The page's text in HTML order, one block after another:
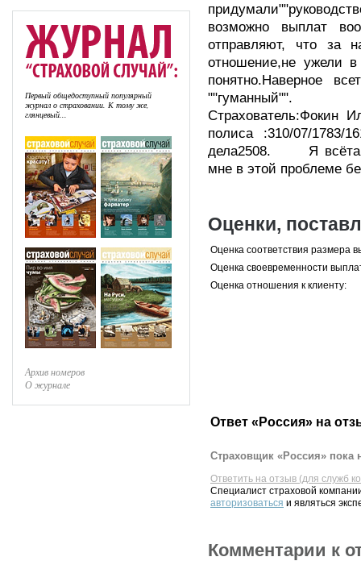
Первый общедоступный популярный
журнал о страховании. К тому же,
глянцевый...
Архив номеров
О журнале
возможно выплат
отправляют, что за
отношение,не ужели
понятно.Наверное
полиса :310/07/
дела2508. Я
мне в этой проблеме
Оценки,
Оценка соответствия размера
Оценка своевременности
Оценка отношения к клиенту:
Ответ «Россия» на
Страховщик «Россия» пока
Ответить на отзыв (для служб
Специалист страховой
авторизоваться и являться
Комментарии к